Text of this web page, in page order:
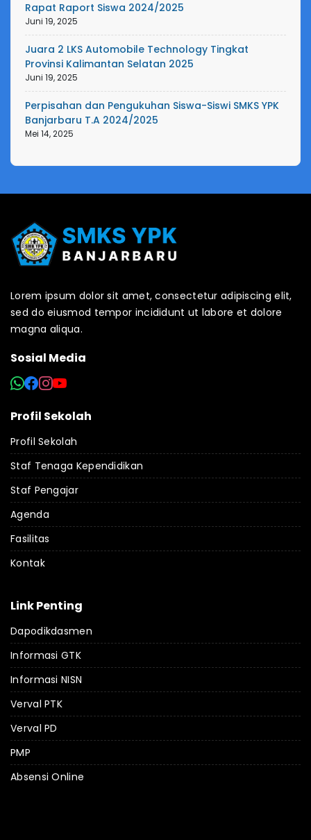
Rapat Raport Siswa 2024/2025
Juni 19, 2025
Juara 2 LKS Automobile Technology Tingkat
Provinsi Kalimantan Selatan 2025
Juni 19, 2025
Perpisahan dan Pengukuhan Siswa-Siswi SMKS YPK
Banjarbaru T.A 2024/2025
Mei 14, 2025
Lorem ipsum dolor sit amet, consectetur adipiscing elit,
sed do eiusmod tempor incididunt ut labore et dolore
magna aliqua.
Sosial Media
Profil Sekolah
Profil Sekolah
Staf Tenaga Kependidikan
Staf Pengajar
Agenda
Fasilitas
Kontak
Link Penting
Dapodikdasmen
Informasi GTK
Informasi NISN
Verval PTK
Verval PD
PMP
Absensi Online